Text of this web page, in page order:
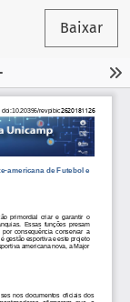
Baixar